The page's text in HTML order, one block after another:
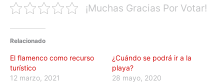
¡Muchas Gracias Por Votar!
Relacionado
El flamenco como recurso
turístico
12 marzo, 2021
¿Cuándo se podrá ir a la
playa?
28 mayo, 2020